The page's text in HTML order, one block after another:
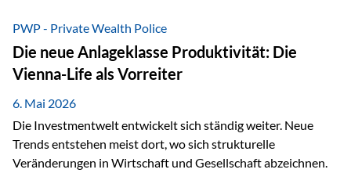
Mäder gesammelt werden konnten. Die anspruchsvolle
Strecke mit rund 4,8 Kilometern und 680 Höhenmetern
stellte die Teilnehmerinnen und Teilnehmer vor eine
sportliche Herausforderung. Doch…
PWP - Private Wealth Police
Die neue Anlageklasse Produktivität: Die
Vienna-Life als Vorreiter
6. Mai 2026
Die Investmentwelt entwickelt sich ständig weiter. Neue
Trends entstehen meist dort, wo sich strukturelle
Veränderungen in Wirtschaft und Gesellschaft abzeichnen.